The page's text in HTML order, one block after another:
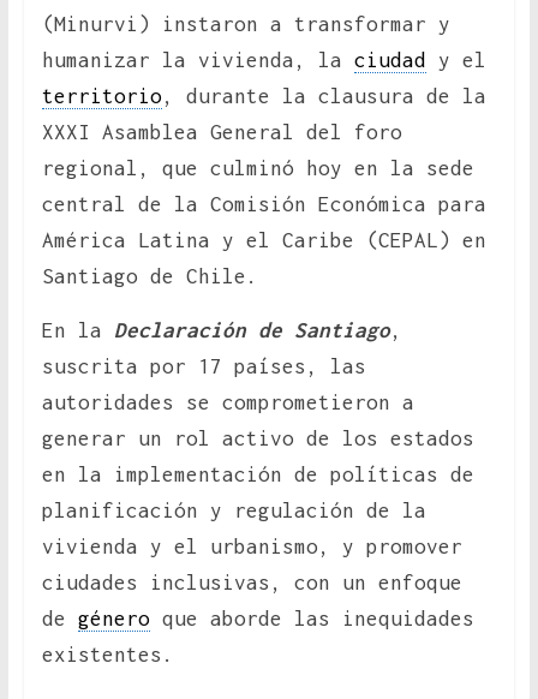
(Minurvi) instaron a transformar y
humanizar la vivienda, la ciudad
y el
territorio, durante la clausura de la
XXXI Asamblea General del foro
regional, que culminó hoy en la sede
central de la Comisión Económica para
América Latina y el Caribe (CEPAL) en
Santiago de Chile.
En la Declaración de Santiago,
suscrita por 17 países, las
autoridades se comprometieron a
generar un rol activo de los estados
en la implementación de políticas de
planificación y regulación de la
vivienda y el urbanismo, y promover
ciudades inclusivas, con un enfoque
de géneroque aborde las inequidades
existentes.